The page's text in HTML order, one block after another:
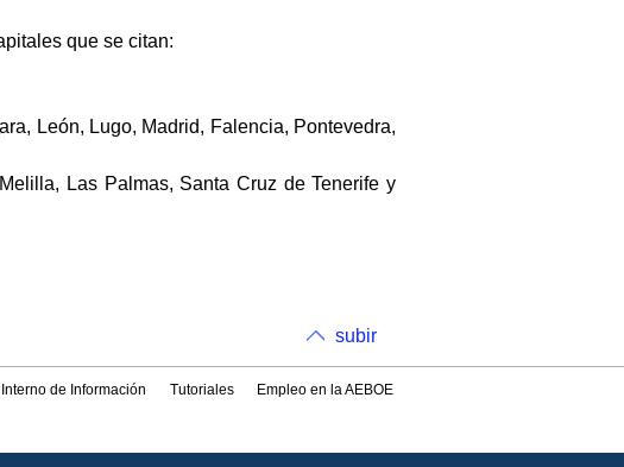
que se citan:
León, Lugo, Madrid, Falencia, Pontevedra,
Las Palmas, Santa Cruz de Tenerife y
subir
de Información Tutoriales Empleo en la AEBOE